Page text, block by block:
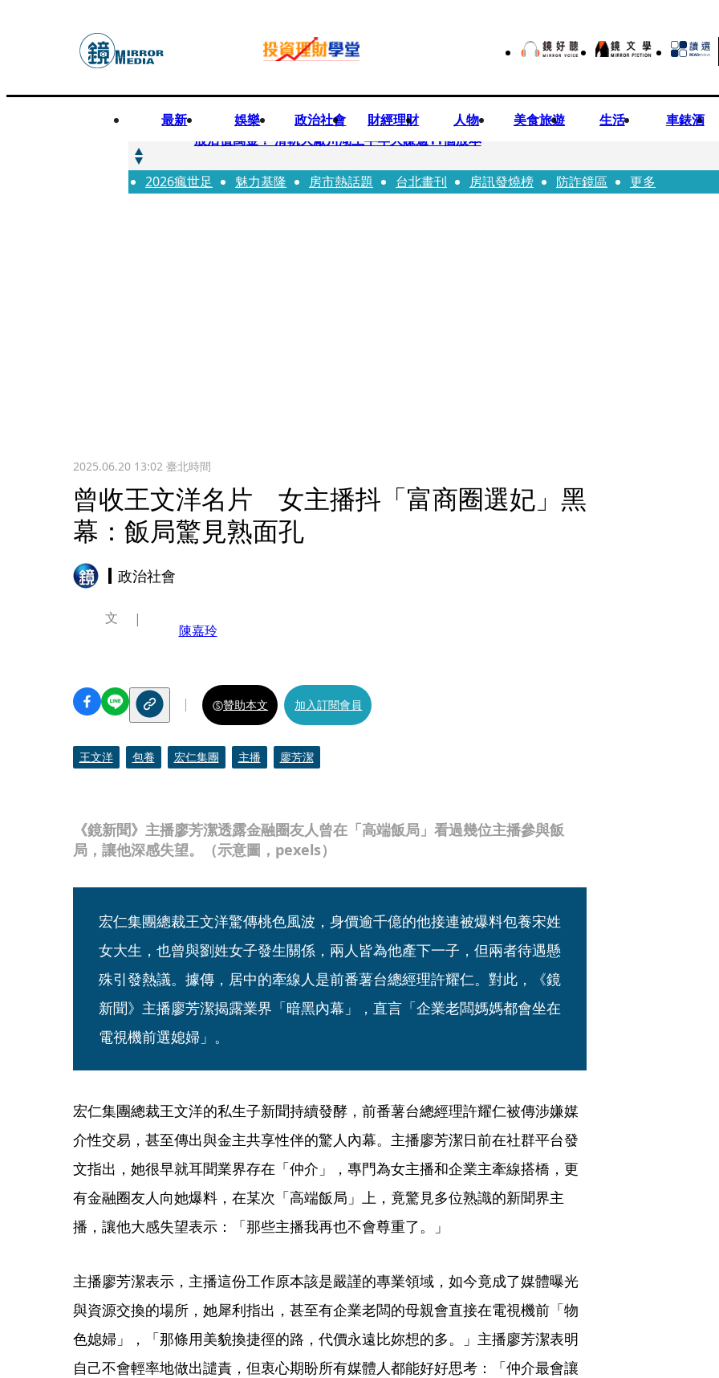
最新 娛樂 政治社會 財經理財 人物 美食旅遊 生活 車錶酒
快訊
股后值萬金！ 滑軌大廠川湖上半年大賺逾11個股本
快訊
詐騙慈濟10億元佣金案 中院裁定女律師4人羈押禁見1人交保
2026瘋世足 魅力基隆 房市熱話題 台北畫刊 房訊發燒榜 防詐鏡區 更多
2025.06.20 13:02臺北時間
曾收王文洋名片 女主播抖「富商圈選妃」黑
幕：飯局驚見熟面孔
政治社會
《鏡新聞》主播廖芳潔透露金融圈友人曾在「高端飯局」看過幾位主播參與飯
局，讓他深感失望。（示意圖，pexels）
文
陳嘉玲
贊助本文 加入訂閱會員
王文洋 包養 宏仁集團 主播 廖芳潔
宏仁集團總裁王文洋驚傳桃色風波，身價逾千億的他接連被爆料包養宋姓
女大生，也曾與劉姓女子發生關係，兩人皆為他產下一子，但兩者待遇懸
殊引發熱議。據傳，居中的牽線人是前番薯台總經理許耀仁。對此，《鏡
新聞》主播廖芳潔揭露業界「暗黑內幕」，直言「企業老闆媽媽都會坐在
電視機前選媳婦」。
宏仁集團總裁王文洋的私生子新聞持續發酵，前番薯台總經理許耀仁被傳涉嫌媒
介性交易，甚至傳出與金主共享性伴的驚人內幕。主播廖芳潔日前在社群平台發
文指出，她很早就耳聞業界存在「仲介」，專門為女主播和企業主牽線搭橋，更
有金融圈友人向她爆料，在某次「高端飯局」上，竟驚見多位熟識的新聞界主
播，讓他大感失望表示：「那些主播我再也不會尊重了。」
主播廖芳潔表示，主播這份工作原本該是嚴謹的專業領域，如今竟成了媒體曝光
與資源交換的場所，她犀利指出，甚至有企業老闆的母親會直接在電視機前「物
色媳婦」，「那條用美貌換捷徑的路，代價永遠比妳想的多。」主播廖芳潔表明
自己不會輕率地做出譴責，但衷心期盼所有媒體人都能好好思考：「仲介最會讓